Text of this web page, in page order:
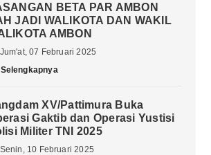
BETA PAR AMBON
JADI WALIKOTA DAN WAKIL
AMBON
Jum'at, 07 Februari 2025
Selengkapnya
XV/Pattimura Buka
Gaktib dan Operasi Yustisi
Militer TNI 2025
Senin, 10 Februari 2025